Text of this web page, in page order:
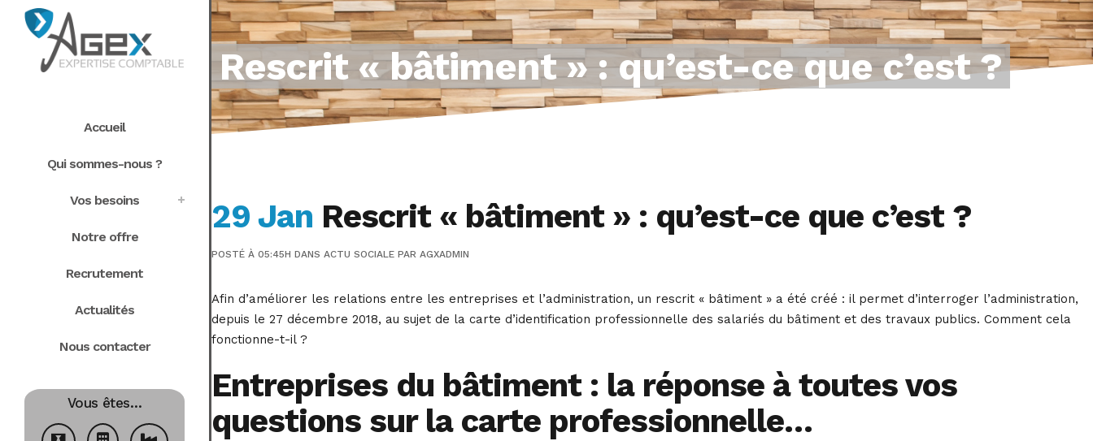
Accueil
Qui sommes-nous ?
Vos besoins
Notre offre
Recrutement
Actualités
Nous contacter
Vous êtes…
Rescrit « bâtiment » : qu’est-ce que c’est ?
29 Jan Rescrit « bâtiment » : qu’est-ce que c’est ?
POSTÉ À 05:45H DANS ACTU SOCIALE PAR AGXADMIN
Afin d’améliorer les relations entre les entreprises et l’administration, un rescrit « bâtiment » a été créé : il permet d’interroger l’administration,
depuis le 27 décembre 2018, au sujet de la carte d’identification professionnelle des salariés du bâtiment et des travaux publics. Comment cela
fonctionne-t-il ?
Entreprises du bâtiment : la réponse à toutes vos
questions sur la carte professionnelle…